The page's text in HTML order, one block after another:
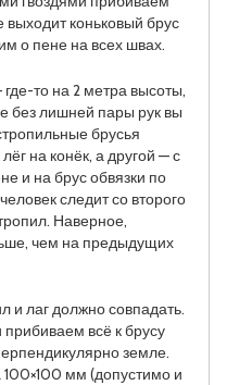
выходит коньковый брус
о пене на всех швах.
то на 2 метра высоты,
без лишней пары рук вы
брусья
на конёк, а другой — с
и на брус обвязки по
следит со второго
Наверное,
чем на предыдущих
и лаг должно совпадать.
всё к брусу
земле.
100×100 мм (допустимо и